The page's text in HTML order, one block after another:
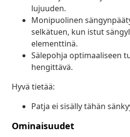
lujuuden.
Monipuolinen
selkätuen, kun istut
elementtinä.
Sälepohja optimaaliseen
hengittävä.
Hyvä tietää:
Patja ei sisälly tähän
Ominaisuudet